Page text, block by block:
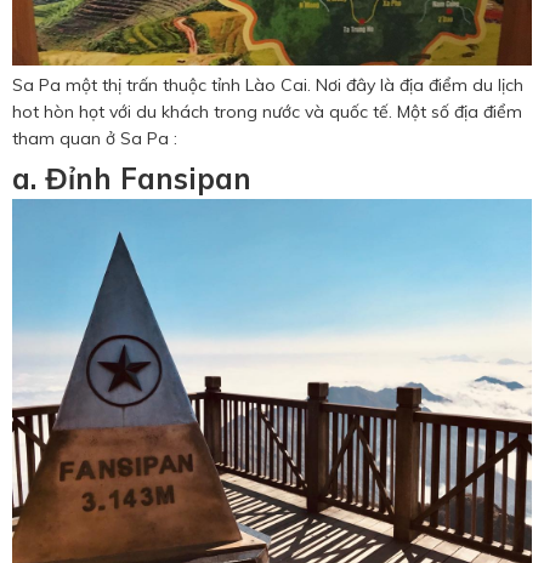
Sa Pa một thị trấn thuộc tỉnh Lào Cai. Nơi đây là địa điểm du lịch
hot hòn họt với du khách trong nước và quốc tế. Một số địa điểm
tham quan ở Sa Pa :
a. Đỉnh Fansipan